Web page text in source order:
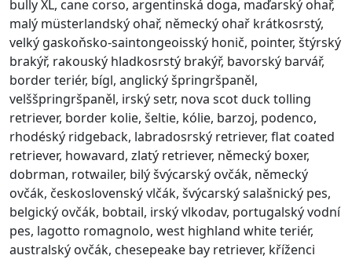
bully XL, cane corso, argentinská doga, maďarský ohař,
malý müsterlandský ohař, německý ohař krátkosrstý,
velký gaskoňsko-saintongeoisský honič, pointer, štýrský
brakýř, rakouský hladkosrstý brakýř, bavorský barvář,
border teriér, bígl, anglický špringršpaněl,
velššpringršpaněl, irský setr, nova scot duck tolling
retriever, border kolie, šeltie, kólie, barzoj, podenco,
rhodéský ridgeback, labradosrský retriever, flat coated
retriever, howavard, zlatý retriever, německý boxer,
dobrman, rotwailer, bilý švýcarský ovčák, německý
ovčák, československý vlčák, švýcarský salašnický pes,
belgický ovčák, bobtail, irský vlkodav, portugalský vodní
pes, lagotto romagnolo, west highland white teriér,
australský ovčák, chesepeake bay retriever, kříženci